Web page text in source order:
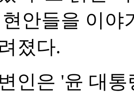
안들을 이야
졌다.
인은 '윤 대